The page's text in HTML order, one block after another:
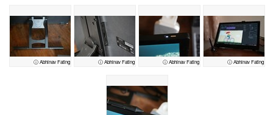
ⓘ Abhinav Fating ⓘ Abhinav Fating ⓘ Abhinav Fating ⓘ Abhinav Fating